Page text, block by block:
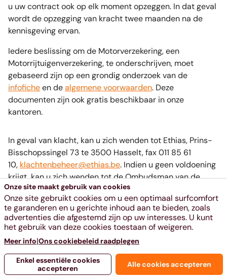
u uw contract ook op elk moment opzeggen. In dat geval
wordt de opzegging van kracht twee maanden na de
kennisgeving ervan.
Iedere beslissing om de Motorverzekering, een
Motorrijtuigenverzekering, te onderschrijven, moet
gebaseerd zijn op een grondig onderzoek van de
infoficheen dealgemene voorwaarden. Deze
documenten zijn ook gratis beschikbaar in onze
kantoren.
In geval van klacht, kan u zich wenden tot Ethias, Prins-
Bisschopssingel 73 te 3500 Hasselt, fax 011 85 61
10, klachtenbeheer@ethias.be. Indien u geen voldoening
krijgt, kan u zich wenden tot de Ombudsman van de
Verzekeringen (www.ombudsman-insurance.be/nl
Meeûssquare 35 te 1000 Brussel, fax 02 547 59 75.
Ethias nv, toegelaten onder het nr. 196, voie Gisèle Halimi
10 te 4000 Luik , is een in België erkende
verzekeringsmaatschappij onderworpen aan het
Belgische recht. RPR Luik BTW BE 0404.484.654 – IBAN:
BE72 0910 0078 4416 BIC: GKCCBEBB.
Onze site maakt gebruik van cookies
Onze site gebruikt cookies om u een optimaal surfcomfort
te garanderen en u gerichte inhoud aan te bieden, zoals
advertenties die afgestemd zijn op uw interesses. U kunt
het gebruik van deze cookies toestaan of weigeren.
Alle cookies accepteren
Enkel essentiële cookies
accepteren
Meer info|Ons cookiebeleid raadplegen